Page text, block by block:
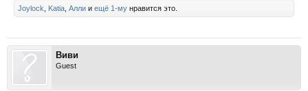
Joylock Katia Алли и ещё 1-му нравится это.
Виви
Guest